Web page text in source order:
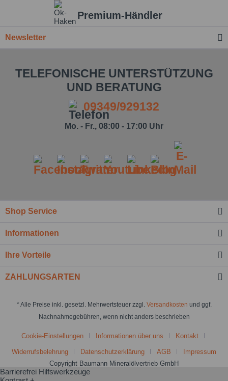
Ich habe die
genommen.*
Premium-Händler
Newsletter
TELEFONISCHE UNTERSTÜTZUNG
UND BERATUNG
09349/929132
Mo. - Fr., 08:00 - 17:00 Uhr
Shop Service
Informationen
Ihre Vorteile
ZAHLUNGSARTEN
* Alle Preise inkl. gesetzl. Mehrwertsteuer zzgl. Versandkosten und ggf.
Nachnahmegebühren, wenn nicht anders beschrieben
Cookie-Einstellungen Informationen über uns Kontakt
Widerrufsbelehrung Datenschutzerklärung AGB
Impressum
Copyright Baumann Mineralölvertrieb GmbH
Barrierefrei Hilfswerkzeuge